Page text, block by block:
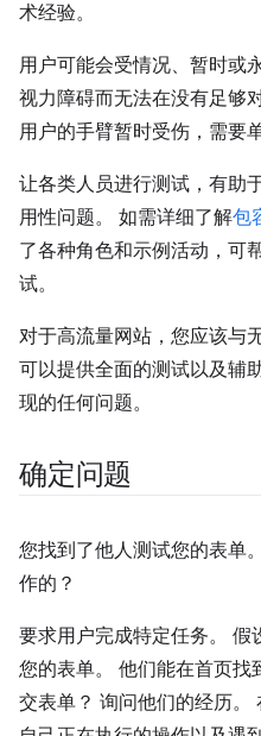
术经验。
用户可能会受情况、暂时或
视力障碍而无法在没有足够
用户的手臂暂时受伤，需要
让各类人员进行测试，有助
用性问题。 如需详细了解包
了各种角色和示例活动，可
试。
对于高流量网站，您应该与
可以提供全面的测试以及辅
现的任何问题。
确定问题
您找到了他人测试您的表单
作的？
要求用户完成特定任务。 假
您的表单。 他们能在首页找
交表单？ 询问他们的经历。